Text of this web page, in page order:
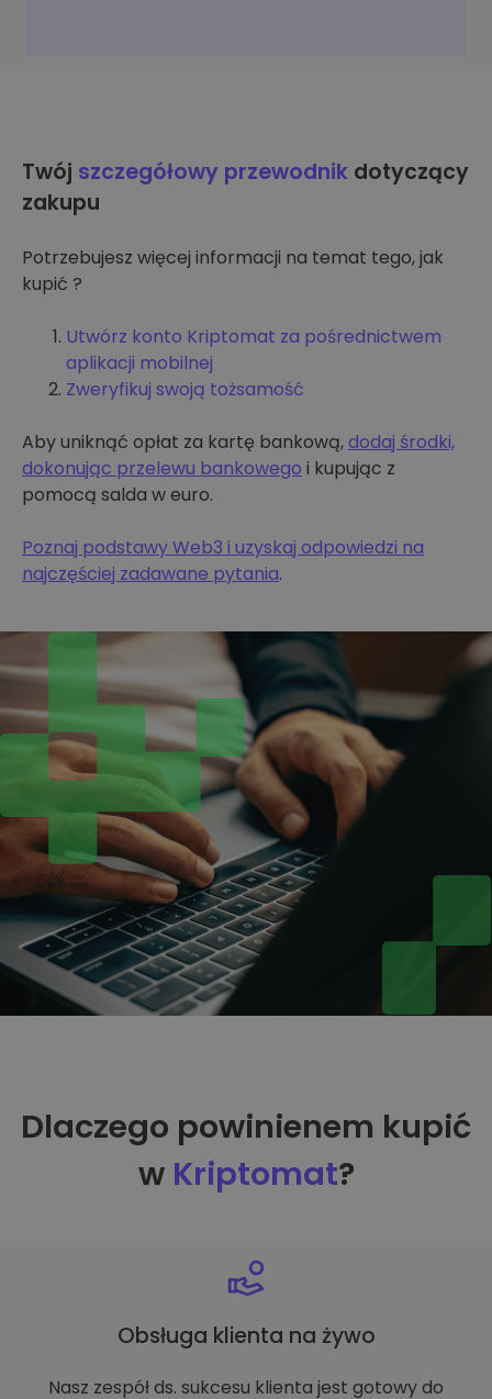
Twój szczegółowy przewodnik dotyczący
zakupu
Potrzebujesz więcej informacji na temat tego, jak
kupić ?
Utwórz konto Kriptomat za pośrednictwem
aplikacji mobilnej
Zweryfikuj swoją tożsamość
Aby uniknąć opłat za kartę bankową,dodaj środki,
dokonując przelewu bankowego i kupując z
pomocą salda w euro.
Poznaj podstawy Web3 i uzyskaj odpowiedzi na
najczęściej zadawane pytania.
Dlaczego powinienem kupić
w Kriptomat?
Obsługa klienta na żywo
Nasz zespół ds. sukcesu klienta jest gotowy do